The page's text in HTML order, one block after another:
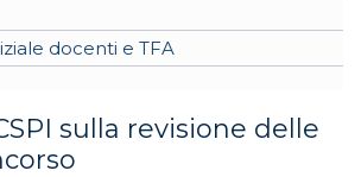
docenti e TFA
sulla revisione delle